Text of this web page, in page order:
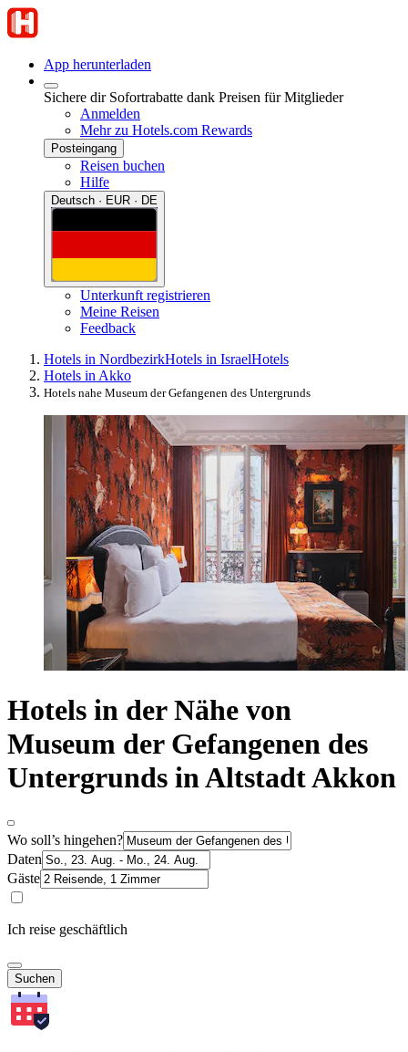
App herunterladen
Sichere dir Sofortrabatte dank Preisen für Mitglieder
Anmelden
Mehr zu Hotels.com Rewards
Posteingang
Reisen buchen
Hilfe
Deutsch · EUR · DE
Unterkunft registrieren
Meine Reisen
Feedback
Hotels in NordbezirkHotels in IsraelHotels
Hotels in Akko
Hotels nahe Museum der Gefangenen des Untergrunds
Hotels in der Nähe von
Museum der Gefangenen des
Untergrunds in Altstadt Akkon
Wo soll’s hingehen?
Daten
Gäste
Ich reise geschäftlich
Suchen